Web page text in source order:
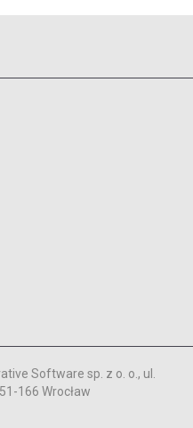
Software sp. z o. o., ul.
166 Wrocław